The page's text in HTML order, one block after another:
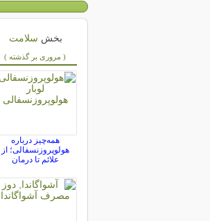
بخش سلامت
( مروری بر گذشته )
همه‌چیز درباره
هولوپروزنسفالی؛ از
علائم تا درمان